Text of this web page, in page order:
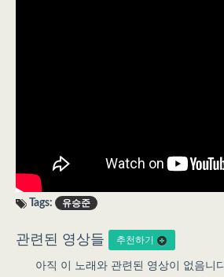
Tags: 유승준
관련된 영상들 추천하기
아직 이 노래와 관련된 영상이 없음니